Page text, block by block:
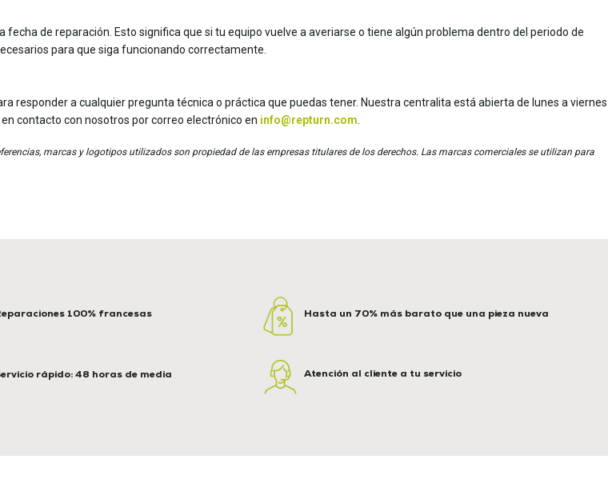
de reparación. Esto significa que si tu equipo vuelve a averiarse o tiene algún problema dentro del periodo de
para que siga funcionando correctamente.
responder a cualquier pregunta técnica o práctica que puedas tener. Nuestra centralita está abierta de lunes a viernes
en contacto con nosotros por correo electrónico en info@repturn.com
marcas y logotipos utilizados son propiedad de las empresas titulares de los derechos. Las marcas comerciales se utilizan para
100% francesas
rápido: 48 horas de media
Hasta un 70% más barato que una pieza nueva
Atención al cliente a tu servicio